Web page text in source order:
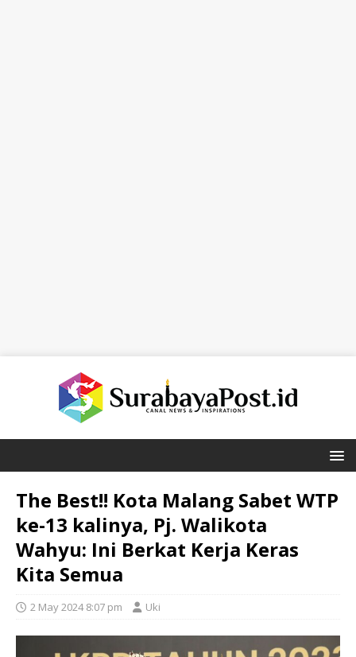
The Best!! Kota Malang Sabet WTP
ke-13 kalinya, Pj. Walikota
Wahyu: Ini Berkat Kerja Keras
Kita Semua
2 May 2024 8:07 pm Uki